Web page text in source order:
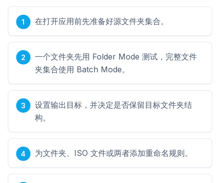
在打开应用前先准备好源文件夹集合。
一个文件夹先用 Folder Mode 测试，完整文件
夹集合使用 Batch Mode。
设置输出目标，并决定是否保留目标文件夹结
构。
为文件夹、ISO 文件或两者添加重命名规则。